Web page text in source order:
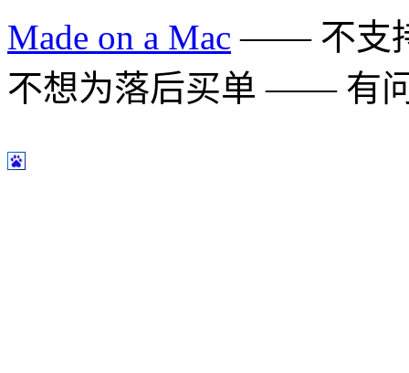
Made on a Mac —— 不支
不想为落后买单 —— 有